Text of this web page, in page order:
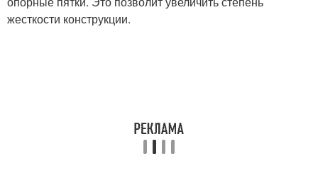
жесткости конструкции.